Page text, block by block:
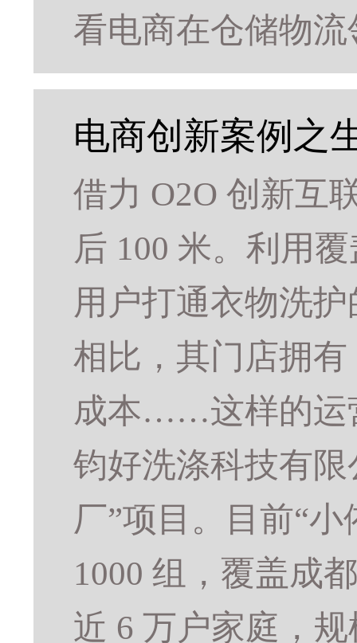
看电商在仓储物
电商创新案例之
借力 O2O 创新互
后 100 米。利用
用户打通衣物洗
相比，其门店拥
成本……这样的运
钧好洗涤科技有
厂”项目。目前“
1000 组，覆盖成
近 6 万户家庭，